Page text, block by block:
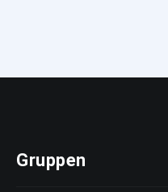
Gruppen